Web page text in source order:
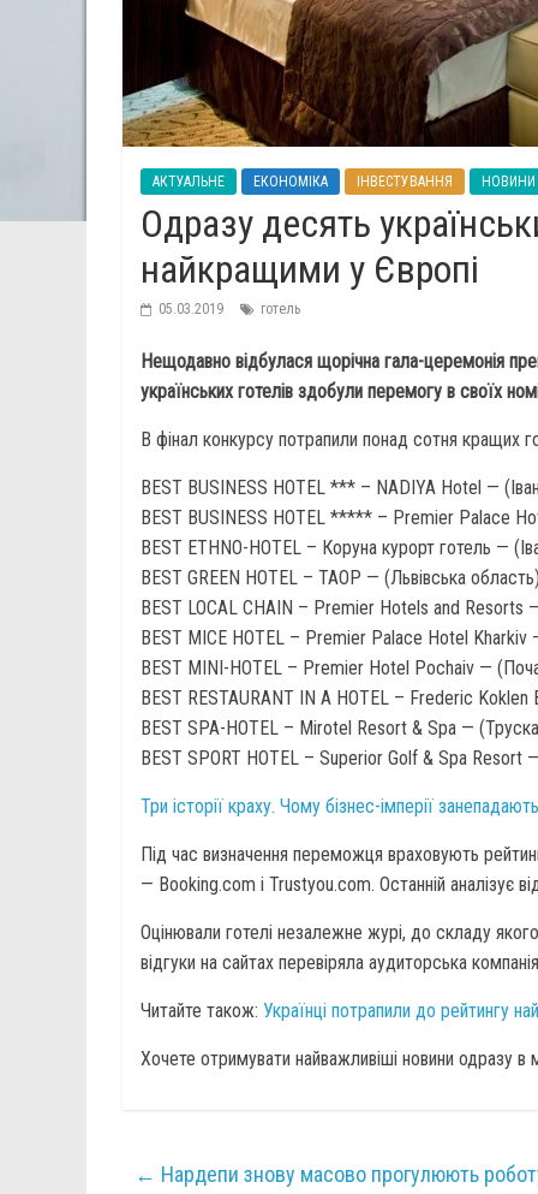
АКТУАЛЬНЕ ЕКОНОМІКА ІНВЕСТУВАННЯ НОВИНИ
Одразу десять
найкращими у Європі
05.03.2019 готель
Нещодавно відбулася щорічна гала-церемонія
українських готелів здобули перемогу в своїх
В фінал конкурсу потрапили понад сотня кращих
BEST BUSINESS HOTEL *** – NADIYA Hotel —
BEST BUSINESS HOTEL ***** – Premier Palace
BEST ETHNO-HOTEL – Коруна курорт готель —
BEST GREEN HOTEL – ТАОР — (Львівська
BEST LOCAL CHAIN – Premier Hotels and Resorts
BEST MICE HOTEL – Premier Palace Hotel Kharkiv
BEST MINI-HOTEL – Premier Hotel Pochaiv —
BEST RESTAURANT IN A HOTEL – Frederic
BEST SPA-HOTEL – Mirotel Resort & Spa —
BEST SPORT HOTEL – Superior Golf & Spa Resort
Три історії краху. Чому бізнес-імперії
Під час визначення переможця враховують
— Booking.com і Trustyou.com. Останній аналізує
Оцінювали готелі незалежне журі, до складу якого
відгуки на сайтах перевіряла аудиторська
Читайте також: Українці потрапили до рейтингу
Хочете отримувати найважливіші новини одразу
← Нардепи знову масово прогулюють